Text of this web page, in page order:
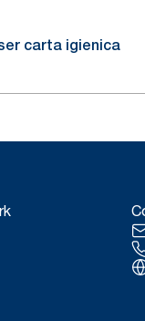
carta igienica